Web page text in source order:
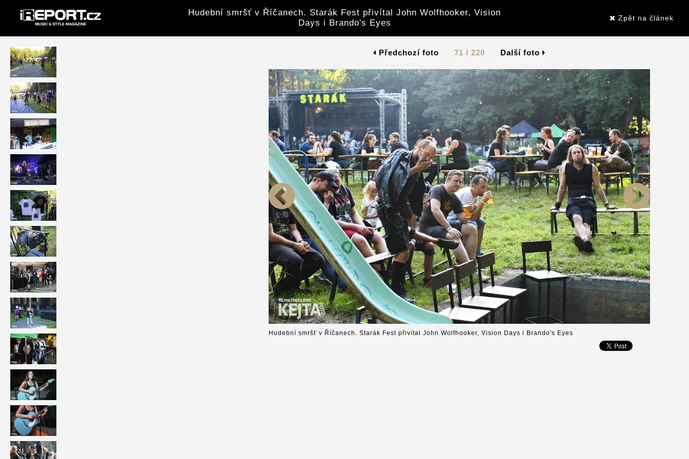
Hudební smršť v Říčanech. Starák Fest přivítal John Wolfhooker, Vision
Days i Brando's Eyes
Zpět na článek
Předchozí foto 71 / 220 Další foto
Hudební smršť v Říčanech. Starák Fest přivítal John Wolfhooker, Vision Days i Brando's Eyes